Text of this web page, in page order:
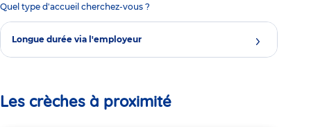
Quel type d'accueil cherchez-vous ?
Longue durée via l'employeur
Les crèches à proximité